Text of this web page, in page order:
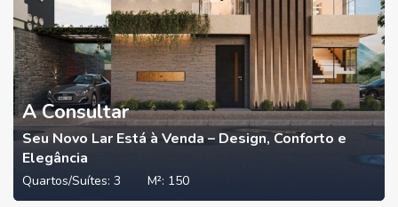
A Consultar
Seu Novo Lar Está à Venda – Design, Conforto e
Elegância
Quartos/Suítes: 3 M²: 150